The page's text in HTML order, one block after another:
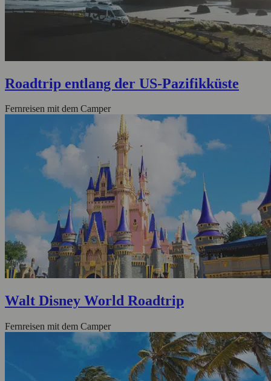
Roadtrip entlang der US-Pazifikküste
Fernreisen mit dem Camper
Walt Disney World Roadtrip
Fernreisen mit dem Camper